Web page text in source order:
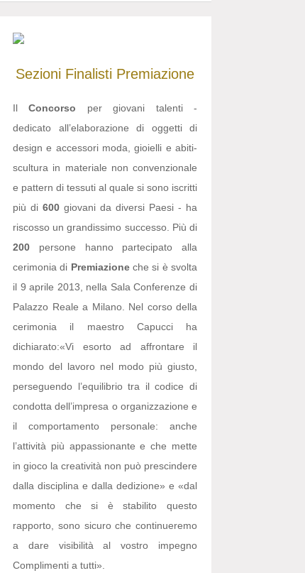
Sezioni Finalisti Premiazione
IlConcorso per giovani talenti -
dedicato all’elaborazione di oggetti di
design e accessori moda, gioielli e abiti-
scultura in materiale non convenzionale
e pattern di tessuti al quale si sono iscritti
più di 600 giovani da diversi Paesi - ha
riscosso un grandissimo successo. Più di
200 persone hanno partecipato alla
cerimonia di Premiazioneche si è svolta
il 9 aprile 2013, nella Sala Conferenze di
Palazzo Reale a Milano. Nel corso della
cerimonia il maestro Capucci ha
dichiarato:«Vi esorto ad affrontare il
mondo del lavoro nel modo più giusto,
perseguendo l’equilibrio tra il codice di
condotta dell’impresa o organizzazione e
il comportamento personale: anche
l’attività più appassionante e che mette
in gioco la creatività non può prescindere
dalla disciplina e dalla dedizione» e «dal
momento che si è stabilito questo
rapporto, sono sicuro che continueremo
a dare visibilità al vostro impegno
Complimenti a tutti».